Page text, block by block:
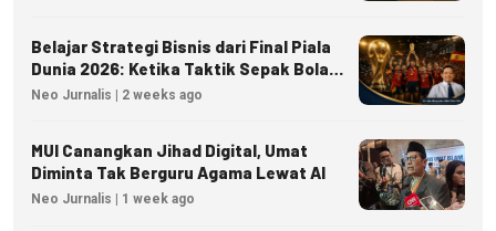
Belajar Strategi Bisnis dari Final Piala
Dunia 2026: Ketika Taktik Sepak Bola
Menjadi Inspirasi Kesuksesan Bisnis
Neo Jurnalis | 2 weeks ago
MUI Canangkan Jihad Digital, Umat
Diminta Tak Berguru Agama Lewat AI
Neo Jurnalis | 1 week ago